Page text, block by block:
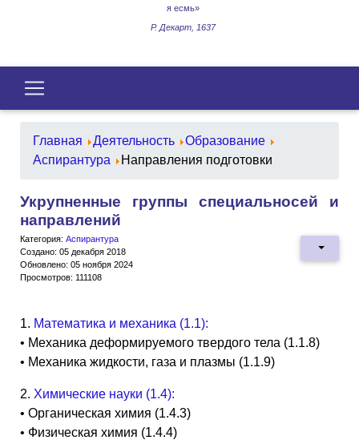
я есмь»
Р. Декарт, 1637
Главная Деятельность
Образование
Аспирантура
Направления подготовки
Укрупненные группы специальносей и
направлений
Категория: Аспирантура
Создано: 05 декабря 2018
Обновлено: 05 ноября 2024
Просмотров: 111108
1. Математика и механика (1.1):
• Механика деформируемого твердого тела (1.1.8)
• Механика жидкости, газа и плазмы (1.1.9)
2. Химические науки (1.4):
• Органическая химия (1.4.3)
• Физическая химия (1.4.4)